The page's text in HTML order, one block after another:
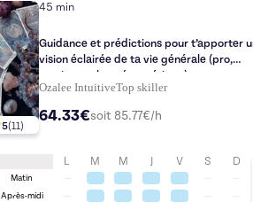
5(11)
45 min
Guidance et prédictions pour t’apporter
vision éclairée de ta vie générale (pro,
sentimentale et énergétique).
Ozalee IntuitiveTop skiller
64.33€soit 85.77€/h
L M M J V S D
Matin
Après-midi